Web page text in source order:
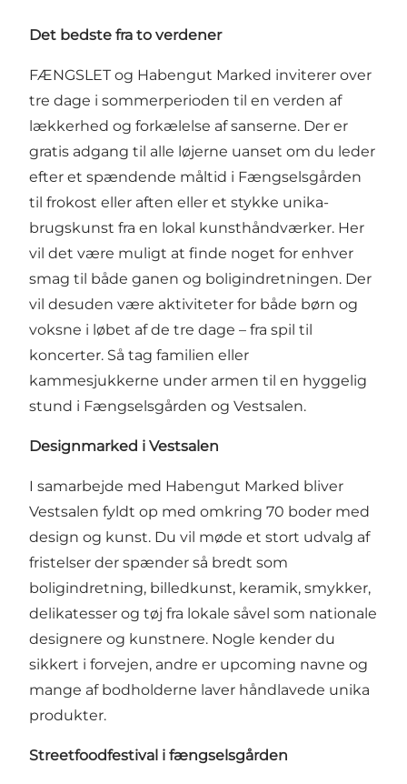
Det bedste fra to verdener
FÆNGSLET og Habengut Marked inviterer over
tre dage i sommerperioden til en verden af
lækkerhed og forkælelse af sanserne. Der er
gratis adgang til alle løjerne uanset om du leder
efter et spændende måltid i Fængselsgården
til frokost eller aften eller et stykke unika-
brugskunst fra en lokal kunsthåndværker. Her
vil det være muligt at finde noget for enhver
smag til både ganen og boligindretningen. Der
vil desuden være aktiviteter for både børn og
voksne i løbet af de tre dage – fra spil til
koncerter. Så tag familien eller
kammesjukkerne under armen til en hyggelig
stund i Fængselsgården og Vestsalen.
Designmarked i Vestsalen
I samarbejde med Habengut Marked bliver
Vestsalen fyldt op med omkring 70 boder med
design og kunst. Du vil møde et stort udvalg af
fristelser der spænder så bredt som
boligindretning, billedkunst, keramik, smykker,
delikatesser og tøj fra lokale såvel som nationale
designere og kunstnere. Nogle kender du
sikkert i forvejen, andre er upcoming navne og
mange af bodholderne laver håndlavede unika
produkter.
Streetfoodfestival i fængselsgården